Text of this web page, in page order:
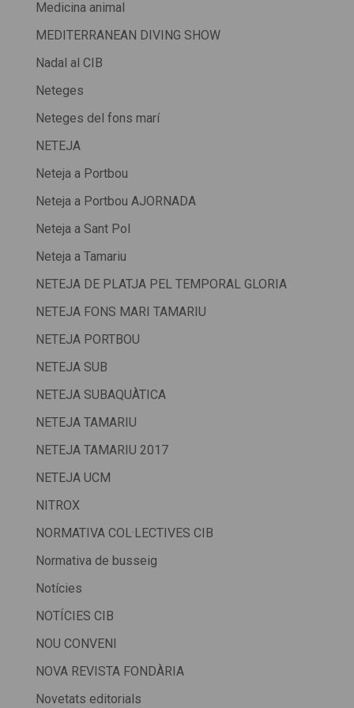
Medicina animal
MEDITERRANEAN DIVING SHOW
Nadal al CIB
Neteges
Neteges del fons marí
NETEJA
Neteja a Portbou
Neteja a Portbou AJORNADA
Neteja a Sant Pol
Neteja a Tamariu
NETEJA DE PLATJA PEL TEMPORAL GLORIA
NETEJA FONS MARI TAMARIU
NETEJA PORTBOU
NETEJA SUB
NETEJA SUBAQUÀTICA
NETEJA TAMARIU
NETEJA TAMARIU 2017
NETEJA UCM
NITROX
NORMATIVA COL·LECTIVES CIB
Normativa de busseig
Notícies
NOTÍCIES CIB
NOU CONVENI
NOVA REVISTA FONDÀRIA
Novetats editorials